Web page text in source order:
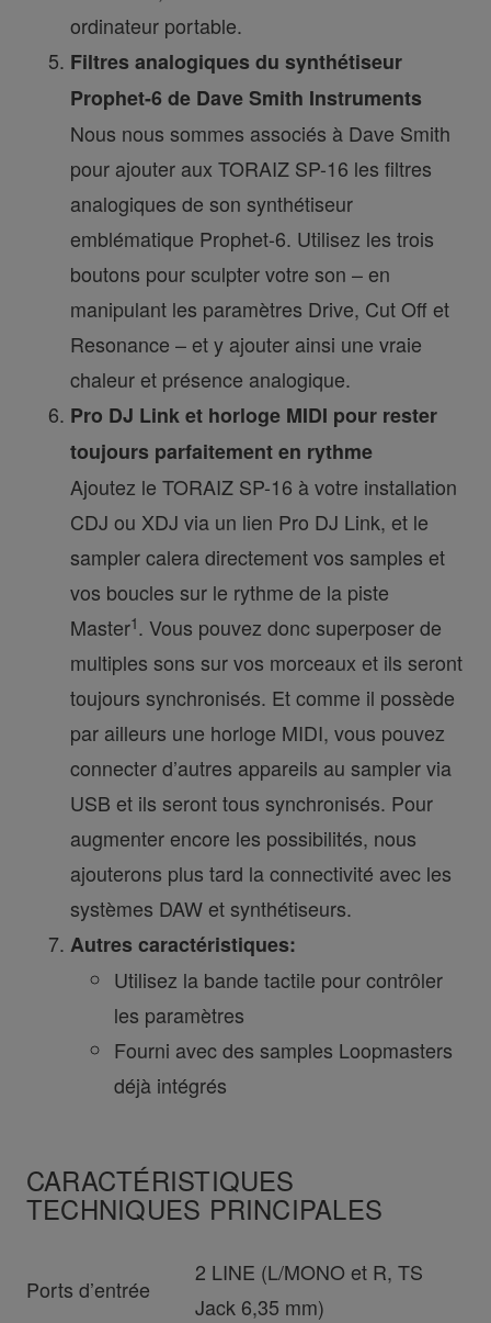
ordinateur portable.
Filtres analogiques du synthétiseur
Prophet-6 de Dave Smith Instruments
Nous nous sommes associés à Dave Smith
pour ajouter aux TORAIZ SP-16 les filtres
analogiques de son synthétiseur
emblématique Prophet-6. Utilisez les trois
boutons pour sculpter votre son – en
manipulant les paramètres Drive, Cut Off et
Resonance – et y ajouter ainsi une vraie
chaleur et présence analogique.
Pro DJ Link et horloge MIDI pour rester
toujours parfaitement en rythme
Ajoutez le TORAIZ SP-16 à votre installation
CDJ ou XDJ via un lien Pro DJ Link, et le
sampler calera directement vos samples et
vos boucles sur le rythme de la piste
Master1. Vous pouvez donc superposer de
multiples sons sur vos morceaux et ils seront
toujours synchronisés. Et comme il possède
par ailleurs une horloge MIDI, vous pouvez
connecter d’autres appareils au sampler via
USB et ils seront tous synchronisés. Pour
augmenter encore les possibilités, nous
ajouterons plus tard la connectivité avec les
systèmes DAW et synthétiseurs.
Autres caractéristiques:
Utilisez la bande tactile pour contrôler
les paramètres
Fourni avec des samples Loopmasters
déjà intégrés
CARACTÉRISTIQUES
TECHNIQUES PRINCIPALES
Ports d’entrée
2 LINE (L/MONO et R, TS
Jack 6,35 mm)